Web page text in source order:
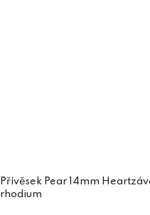
Přívěsek Pear 14mm
rhodium